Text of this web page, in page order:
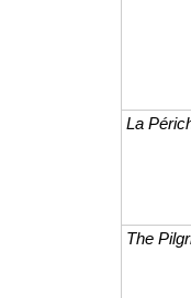
La
The